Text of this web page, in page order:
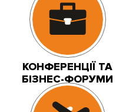
КОНФЕРЕНЦІЇ ТА
БІЗНЕС-ФОРУМИ